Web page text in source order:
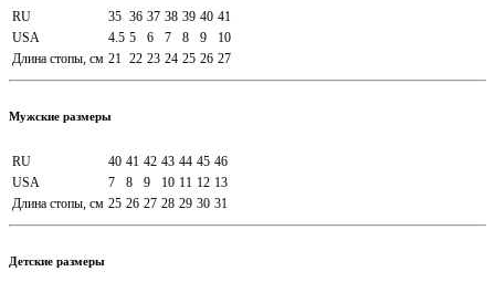
RU 35 36 37 38 39 40 41
USA
4.5 5 6 7 8 9
10
Длина стопы, см 21 22 23 24 25 26 27
Мужские размеры
RU 40 41 42 43 44 45 46
USA
7 8 9 10 11 12 13
Длина стопы, см 25 26 27 28 29 30 31
Детские размеры